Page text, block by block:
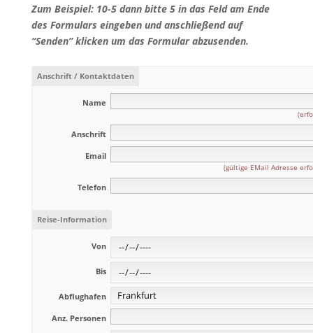
Zum Beispiel: 10-5 dann bitte 5 in das Feld am Ende
des Formulars eingeben und anschließend auf
“Senden” klicken um das Formular abzusenden.
Anschrift / Kontaktdaten
Name
Anschrift
Email
(gültige EMail Adresse
Telefon
Reise-Information
Von
Bis
Abflughafen
Anz. Personen